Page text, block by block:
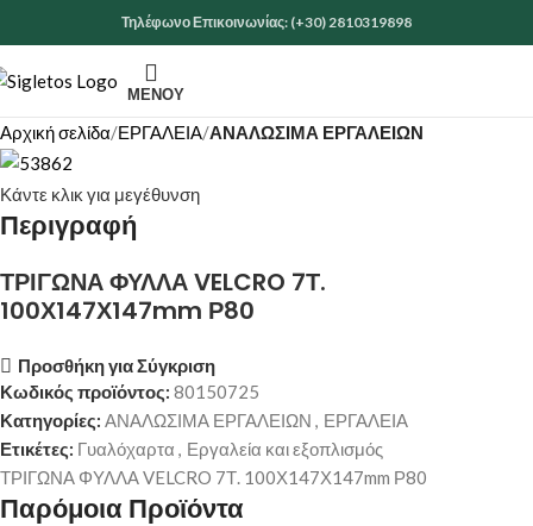
Τηλέφωνο Επικοινωνίας: (+30) 2810319898
ΜΕΝΟΎ
Αρχική σελίδα ΕΡΓΑΛΕΙΑ ΑΝΑΛΩΣΙΜΑ ΕΡΓΑΛΕΙΩΝ
Κάντε κλικ για μεγέθυνση
Περιγραφή
ΤΡΙΓΩΝΑ ΦΥΛΛΑ VELCRO 7Τ.
100Χ147Χ147mm Ρ80
Προσθήκη για Σύγκριση
Κωδικός προϊόντος: 80150725
Κατηγορίες: ΑΝΑΛΩΣΙΜΑ ΕΡΓΑΛΕΙΩΝ , ΕΡΓΑΛΕΙΑ
Ετικέτες: Γυαλόχαρτα , Εργαλεία και εξοπλισμός
ΤΡΙΓΩΝΑ ΦΥΛΛΑ VELCRO 7Τ. 100Χ147Χ147mm Ρ80
Παρόμοια Προϊόντα